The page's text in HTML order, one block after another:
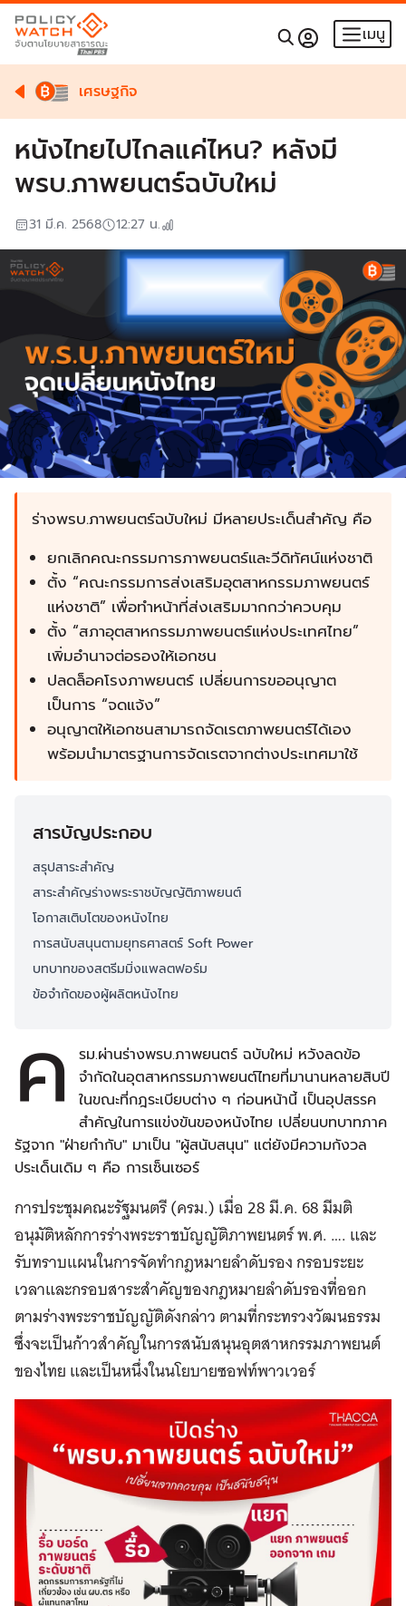
เมนู
เศรษฐกิจ
หนังไทยไปไกลแค่ไหน? หลังมี
พรบ.ภาพยนตร์ฉบับใหม่
31 มี.ค. 2568 12:27 น.
ร่างพรบ.ภาพยนตร์ฉบับใหม่ มีหลายประเด็นสำคัญ คือ
ยกเลิกคณะกรรมการภาพยนตร์และวีดิทัศน์แห่งชาติ
ตั้ง “คณะกรรมการส่งเสริมอุตสาหกรรมภาพยนตร์
แห่งชาติ” เพื่อทำหน้าที่ส่งเสริมมากกว่าควบคุม
ตั้ง “สภาอุตสาหกรรมภาพยนตร์แห่งประเทศไทย”
เพิ่มอำนาจต่อรองให้เอกชน
ปลดล็อคโรงภาพยนตร์ เปลี่ยนการขออนุญาต
เป็นการ “จดแจ้ง”
อนุญาตให้เอกชนสามารถจัดเรตภาพยนตร์ได้เอง
พร้อมนำมาตรฐานการจัดเรตจากต่างประเทศมาใช้
สารบัญประกอบ
สรุปสาระสำคัญ
สาระสำคัญร่างพระราชบัญญัติภาพยนต์
โอกาสเติบโตของหนังไทย
การสนับสนุนตามยุทธศาสตร์ Soft Power
บทบาทของสตรีมมิ่งแพลตฟอร์ม
ข้อจำกัดของผู้ผลิตหนังไทย
ค
รม.ผ่านร่างพรบ.ภาพยนตร์ ฉบับใหม่ หวังลดข้อ
จำกัดในอุตสาหกรรมภาพยนต์ไทยที่มานานหลายสิบปี
ในขณะที่กฎระเบียบต่าง ๆ ก่อนหน้านี้ เป็นอุปสรรค
สำคัญในการแข่งขันของหนังไทย เปลี่ยนบทบาทภาค
รัฐจาก "ฝ่ายกำกับ" มาเป็น "ผู้สนับสนุน" แต่ยังมีความกังวล
ประเด็นเดิม ๆ คือ การเซ็นเซอร์
การประชุมคณะรัฐมนตรี (ครม.) เมื่อ 28 มี.ค. 68 มีมติ
อนุมัติหลักการร่างพระราชบัญญัติภาพยนตร์ พ.ศ. …. และ
รับทราบแผนในการจัดทำกฎหมายลำดับรอง กรอบระยะ
เวลาและกรอบสาระสำคัญของกฎหมายลำดับรองที่ออก
ตามร่างพระราชบัญญัติดังกล่าว ตามที่กระทรวงวัฒนธรรม
ซึ่งจะเป็นก้าวสำคัญในการสนับสนุนอุตสาหกรรมภาพยนต์
ของไทย และเป็นหนึ่งในนโยบายซอฟท์พาวเวอร์